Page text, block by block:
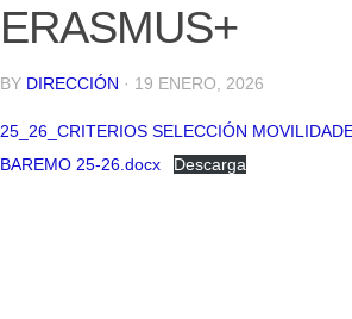
ERASMUS+
BY DIRECCIÓN · 19 ENERO, 2026
25_26_CRITERIOS SELECCIÓN
BAREMO 25-26.docx
Descarga